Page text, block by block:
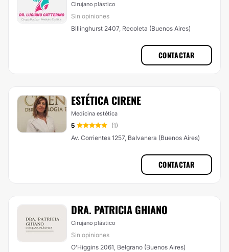
Cirujano plástico
Sin opiniones
Billinghurst 2407, Recoleta (Buenos Aires)
CONTACTAR
ESTÉTICA CIRENE
Medicina estética
5
(1)
Av. Corrientes 1257, Balvanera (Buenos Aires)
CONTACTAR
DRA. PATRICIA GHIANO
Cirujano plástico
Sin opiniones
O'Higgins 2061, Belgrano (Buenos Aires)